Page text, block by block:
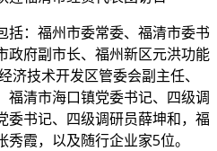
括：福州市委常委、福清市委书
政府副市长、福州新区元洪功能
济技术开发区管委会副主任、
福清市海口镇党委书记、四级调
委书记、四级调研员薛坤和，福
霞，以及随行企业家5位。